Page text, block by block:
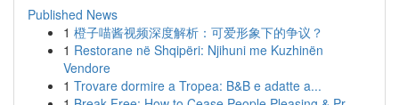
Published News
1 橙子喵酱视频深度解析：可爱形象下的争议？
1 Restorane në Shqipëri: Njihuni me Kuzhinën
Vendore
1 Trovare dormire a Tropea: B&B e adatte a...